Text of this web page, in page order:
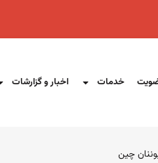
خدمات اخبار و گزارشات
چین